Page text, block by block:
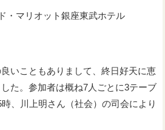
・マリオット銀座東武ホテル
いこともありまして、終日好天に恵
た。参加者は概ね7人ごとに3テーブ
、川上明さん（社会）の司会により